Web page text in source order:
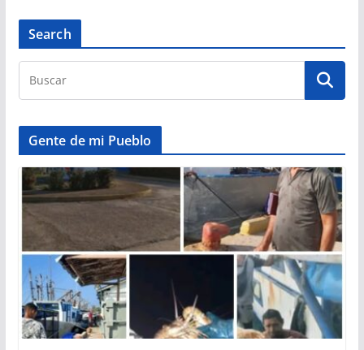
Search
Gente de mi Pueblo